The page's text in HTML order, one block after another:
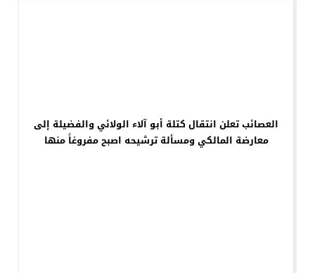
العصائب تعلن انتقال كتلة أبو آلاء الولائي والفضيلة إلى
معارضة المالكي ومسألة ترشيحه اصبح مفروغاً منها